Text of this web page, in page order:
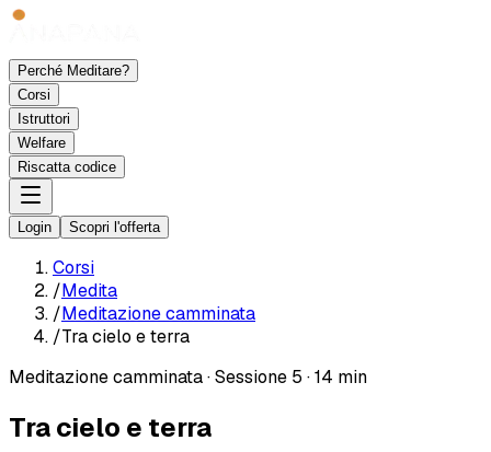
Perché Meditare?
Corsi
Istruttori
Welfare
Riscatta codice
Login Scopri l'offerta
Corsi
/Medita
/Meditazione camminata
/Tra cielo e terra
Meditazione camminata·Sessione 5 ·14 min
Tra cielo e terra